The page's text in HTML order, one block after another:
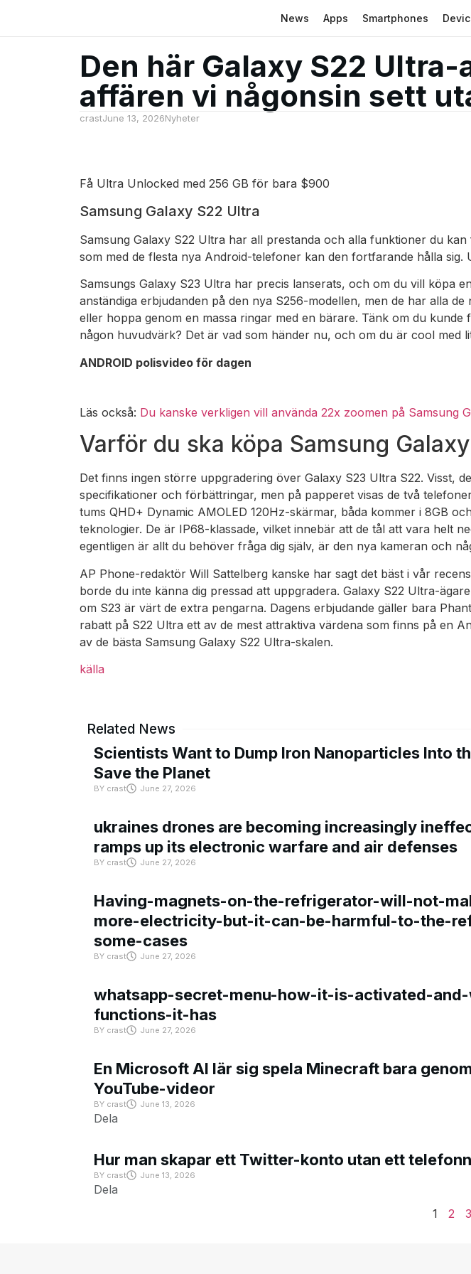
News Apps Smartphones
Den här Galaxy S22
affären vi någonsin sett
crastJune 13, 2026Nyheter
Få Ultra Unlocked med 256 GB för bara $900
Samsung Galaxy S22 Ultra
Samsung Galaxy S22 Ultra har all prestanda och alla funktioner du
som med de flesta nya Android-telefoner kan den fortfarande hålla sig.
Samsungs Galaxy S23 Ultra har precis lanserats, och om du vill köpa
anständiga erbjudanden på den nya S256-modellen, men de har alla
eller hoppa genom en massa ringar med en bärare. Tänk om du
någon huvudvärk? Det är vad som händer nu, och om du är cool
ANDROID polisvideo för dagen
Läs också: Du kanske verkligen vill använda 22x zoomen på Samsung
Varför du ska köpa Samsung
Det finns ingen större uppgradering över Galaxy S23 Ultra S22. Visst,
specifikationer och förbättringar, men på papperet visas de två
tums QHD+ Dynamic AMOLED 120Hz-skärmar, båda kommer i 8GB
teknologier. De är IP68-klassade, vilket innebär att de tål att vara helt
egentligen är allt du behöver fråga dig själv, är den nya kameran och
AP Phone-redaktör Will Sattelberg kanske har sagt det bäst i vår
borde du inte känna dig pressad att uppgradera. Galaxy S22 Ultra-
om S23 är värt de extra pengarna. Dagens erbjudande gäller bara
rabatt på S22 Ultra ett av de mest attraktiva värdena som finns på en
av de bästa Samsung Galaxy S22 Ultra-skalen.
källa
Related News
Scientists Want to Dump Iron Nanoparticles Into
Save the Planet
BY crast June 27, 2026
ukraines drones are becoming increasingly
ramps up its electronic warfare and air defenses
BY crast June 27, 2026
Having-magnets-on-the-refrigerator-will-not-
more-electricity-but-it-can-be-harmful-to-the-
some-cases
BY crast June 27, 2026
whatsapp-secret-menu-how-it-is-activated-
functions-it-has
BY crast June 27, 2026
En Microsoft AI lär sig spela Minecraft bara
YouTube-videor
BY crast June 13, 2026
Dela
Hur man skapar ett Twitter-konto utan ett
BY crast June 13, 2026
Dela
1
2 3